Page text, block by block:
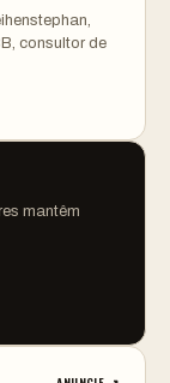
consultor de
mantêm